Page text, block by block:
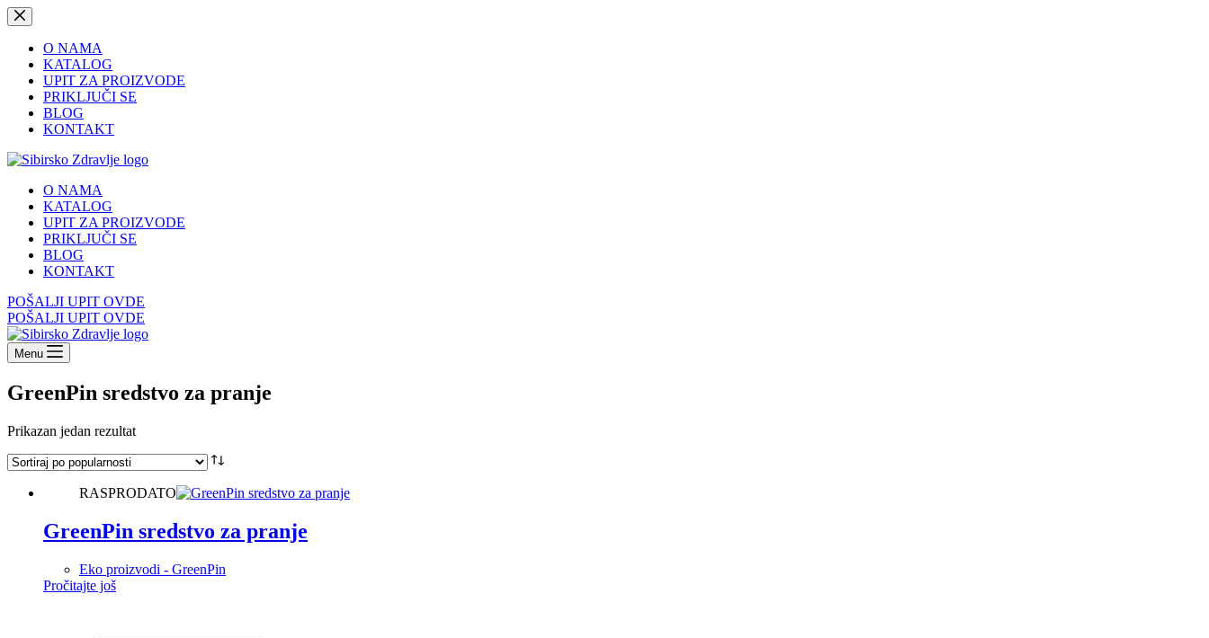
Skip
to
contentO NAMA
KATALOG
UPIT ZA PROIZVODE
PRIKLJUČI SE
BLOG
KONTAKT
O NAMA
KATALOG
UPIT ZA PROIZVODE
PRIKLJUČI SE
BLOG
KONTAKT
POŠALJI UPIT OVDE
POŠALJI UPIT OVDE
Menu
GreenPin sredstvo za pranje
Prikazan jedan rezultat
RASPRODATO
GreenPin sredstvo za pranje
Eko proizvodi - GreenPin
Pročitajte još